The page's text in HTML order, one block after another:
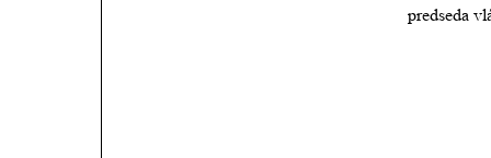
predseda